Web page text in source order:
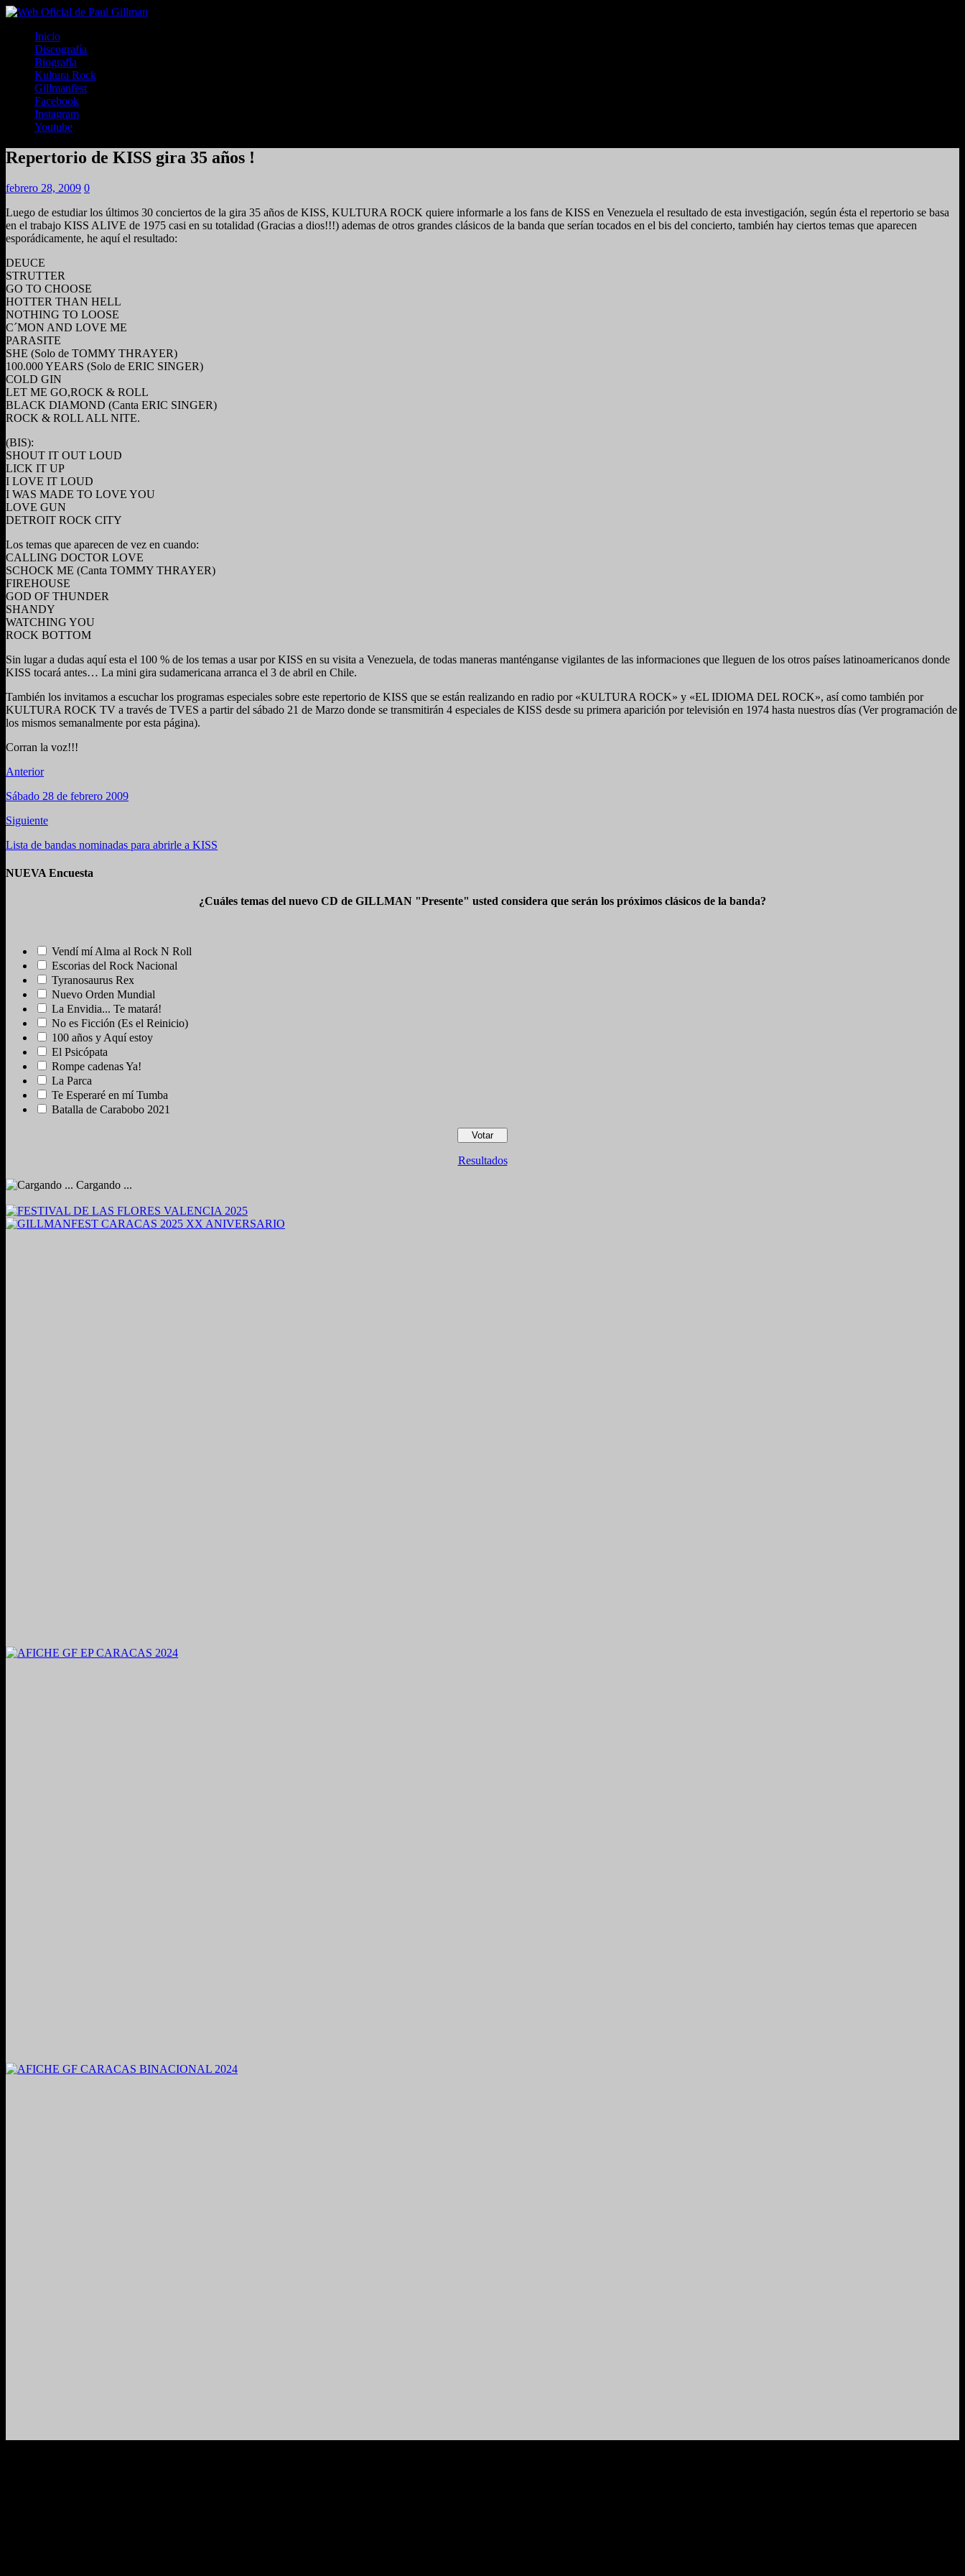
Inicio
Discografía
Biografía
Kultura Rock
Gillmanfest
Facebook
Instagram
Youtube
Repertorio de KISS gira 35 años !
febrero 28, 2009 0
Luego de estudiar los últimos 30 conciertos de la gira 35 años de KISS, KULTURA ROCK quiere informarle a los fans de KISS en Venezuela el resultado de esta investigación, según ésta el repertorio se basa
en el trabajo KISS ALIVE de 1975 casi en su totalidad (Gracias a dios!!!) ademas de otros grandes clásicos de la banda que serían tocados en el bis del concierto, también hay ciertos temas que aparecen
esporádicamente, he aquí el resultado:
DEUCE
STRUTTER
GO TO CHOOSE
HOTTER THAN HELL
NOTHING TO LOOSE
C´MON AND LOVE ME
PARASITE
SHE (Solo de TOMMY THRAYER)
100.000 YEARS (Solo de ERIC SINGER)
COLD GIN
LET ME GO,ROCK & ROLL
BLACK DIAMOND (Canta ERIC SINGER)
ROCK & ROLL ALL NITE.
(BIS):
SHOUT IT OUT LOUD
LICK IT UP
I LOVE IT LOUD
I WAS MADE TO LOVE YOU
LOVE GUN
DETROIT ROCK CITY
Los temas que aparecen de vez en cuando:
CALLING DOCTOR LOVE
SCHOCK ME (Canta TOMMY THRAYER)
FIREHOUSE
GOD OF THUNDER
SHANDY
WATCHING YOU
ROCK BOTTOM
Sin lugar a dudas aquí esta el 100 % de los temas a usar por KISS en su visita a Venezuela, de todas maneras manténganse vigilantes de las informaciones que lleguen de los otros países latinoamericanos donde
KISS tocará antes… La mini gira sudamericana arranca el 3 de abril en Chile.
También los invitamos a escuchar los programas especiales sobre este repertorio de KISS que se están realizando en radio por «KULTURA ROCK» y «EL IDIOMA DEL ROCK», así como también por
KULTURA ROCK TV a través de TVES a partir del sábado 21 de Marzo donde se transmitirán 4 especiales de KISS desde su primera aparición por televisión en 1974 hasta nuestros días (Ver programación de
los mismos semanalmente por esta página).
Corran la voz!!!
Anterior
Sábado 28 de febrero 2009
Siguiente
Lista de bandas nominadas para abrirle a KISS
NUEVA Encuesta
¿Cuáles temas del nuevo CD de GILLMAN "Presente" usted considera que serán los próximos clásicos de la banda?
Vendí mí Alma al Rock N Roll
Escorias del Rock Nacional
Tyranosaurus Rex
Nuevo Orden Mundial
La Envidia... Te matará!
No es Ficción (Es el Reinicio)
100 años y Aquí estoy
El Psicópata
Rompe cadenas Ya!
La Parca
Te Esperaré en mí Tumba
Batalla de Carabobo 2021
Resultados
Cargando ...